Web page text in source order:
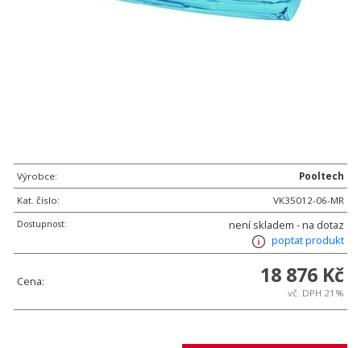
Výrobce:
Pooltech
Kat. číslo:
VK35012-06-MR
Dostupnost:
není skladem - na dotaz
poptat produkt
Cena: 18 876 Kč
vč. DPH 21%